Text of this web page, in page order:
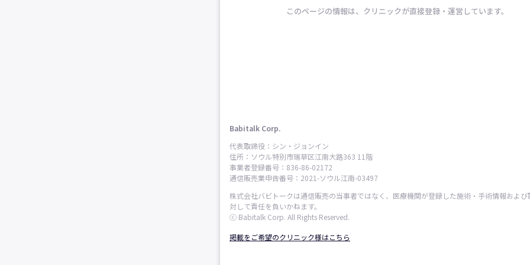
このページの情報は、クリニックが直接登録・運営しています。
Babitalk Corp.
代表取締役：シン・ジョンイン
住所：ソウル特別市瑞草区江南大路363 11階
事業者登録番号：836-86-02172
通信販売業申告番号：2021-ソウル江南-03497
株式会社バビトークは通信販売の当事者ではなく、医療機関が登録した施術・手術情報および
対して責任を負いかねます。
ⓒ Babitalk Corp. All Rights Reserved.
掲載をご希望のクリニック様はこちら